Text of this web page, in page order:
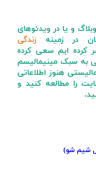
و یا در ویدئوهای
در زمینه زندگی
کرده ایم سعی کرده
به سبک مینیمالیسم
هنوز اطلاعاتی
را مطالعه کنید و
شیم شو)